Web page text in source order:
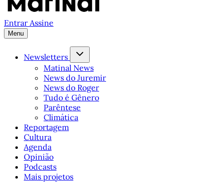
Entrar Assine
Menu
Newsletters
Matinal News
News do Juremir
News do Roger
Tudo é Gênero
Parêntese
Climática
Reportagem
Cultura
Agenda
Opinião
Podcasts
Mais projetos